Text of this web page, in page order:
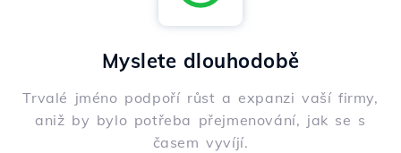
Myslete dlouhodobě
Trvalé jméno podpoří růst a expanzi vaší firmy,
aniž by bylo potřeba přejmenování, jak se s
časem vyvíjí.